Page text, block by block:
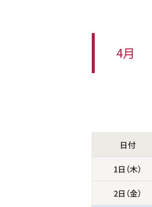
4月
日付
1日（木）
2日（金）